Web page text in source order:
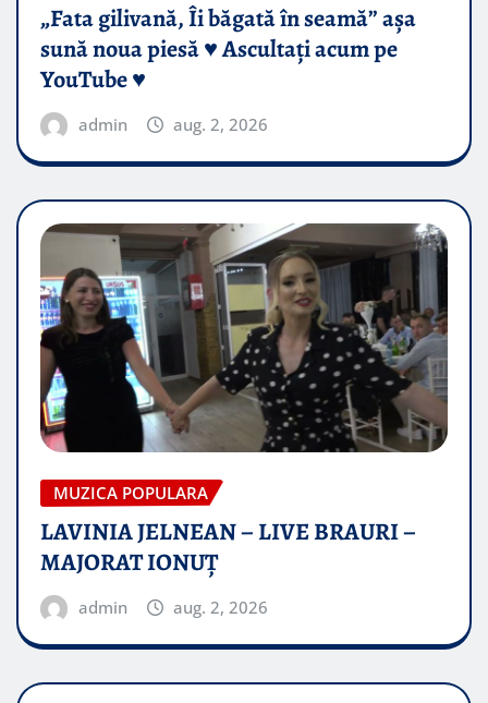
„Fata gilivană, Îi băgată în seamă” așa
sună noua piesă ♥️ Ascultați acum pe
YouTube ♥️
admin aug. 2, 2026
MUZICA POPULARA
LAVINIA JELNEAN – LIVE BRAURI –
MAJORAT IONUŢ
admin aug. 2, 2026